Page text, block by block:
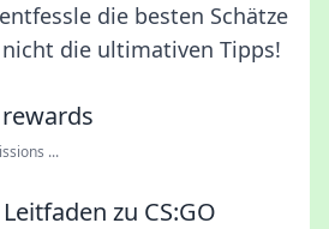
die besten Schätze
die ultimativen Tipps!
...
zu CS:GO